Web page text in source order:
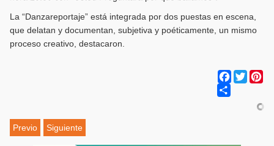
La “Danzareportaje” está integrada por dos puestas en escena,
que delatan y documentan, subjetiva y poéticamente, un mismo
proceso creativo, destacaron.
Facebook
Twitter
Previo Siguiente